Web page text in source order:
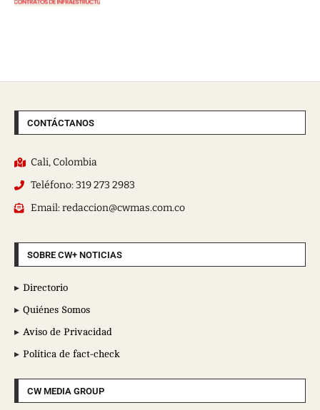
CONTÁCTANOS
Cali, Colombia
Teléfono: 319 273 2983
Email: redaccion@cwmas.com.co
SOBRE CW+ NOTICIAS
Directorio
Quiénes Somos
Aviso de Privacidad
Política de fact-check
CW MEDIA GROUP